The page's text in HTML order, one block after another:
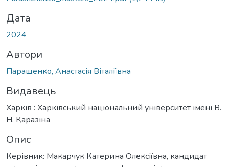
Дата
2024
Автори
Паращенко, Анастасія Віталіївна
Видавець
Харків : Харківський національний університет імені В.
Н. Каразіна
Опис
Керівник: Макарчук Катерина Олексіївна, кандидат